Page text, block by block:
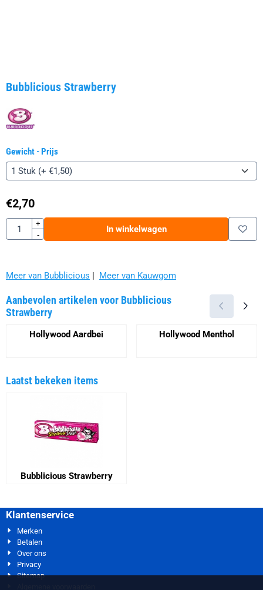
Bubblicious Strawberry
Gewicht - Prijs
€2,70
Aantal
+
-
In winkelwagen
Meer van Bubblicious | Meer van Kauwgom
Aanbevolen artikelen voor Bubblicious
Strawberry
Hollywood Aardbei Hollywood Menthol
Laatst bekeken items
Bubblicious Strawberry
Klantenservice
Merken
Betalen
Over ons
Privacy
Sitemap